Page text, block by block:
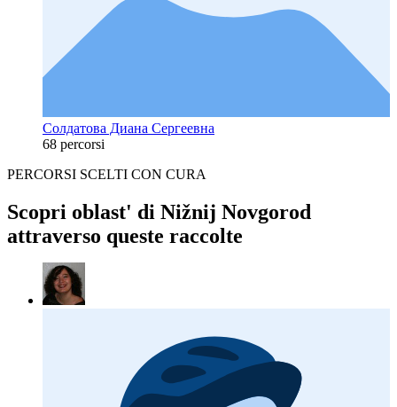
Солдатова Диана Сергеевна
68 percorsi
PERCORSI SCELTI CON CURA
Scopri oblast' di Nižnij Novgorod
attraverso queste raccolte